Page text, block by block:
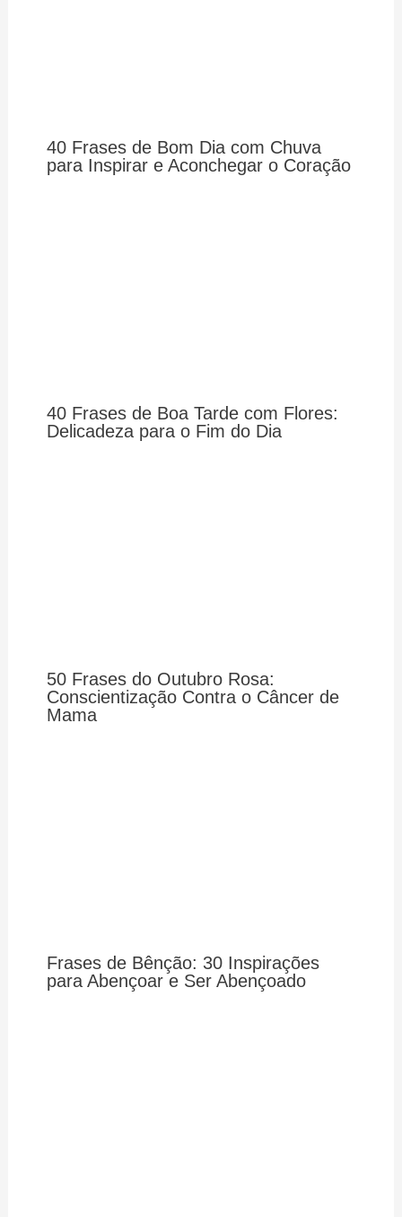
40 Frases de Bom Dia com Chuva
para Inspirar e Aconchegar o Coração
40 Frases de Boa Tarde com Flores:
Delicadeza para o Fim do Dia
50 Frases do Outubro Rosa:
Conscientização Contra o Câncer de
Mama
Frases de Bênção: 30 Inspirações
para Abençoar e Ser Abençoado